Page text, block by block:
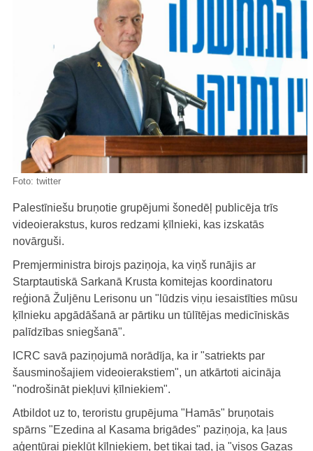
Foto: twitter
Palestīniešu bruņotie grupējumi šonedēļ publicēja trīs
videoierakstus, kuros redzami ķīlnieki, kas izskatās
novārguši.
Premjerministra birojs paziņoja, ka viņš runājis ar
Starptautiskā Sarkanā Krusta komitejas koordinatoru
reģionā Žuljēnu Lerisonu un "lūdzis viņu iesaistīties mūsu
ķīlnieku apgādāšanā ar pārtiku un tūlītējas medicīniskās
palīdzības sniegšanā".
ICRC savā paziņojumā norādīja, ka ir "satriekts par
šausminošajiem videoierakstiem", un atkārtoti aicināja
"nodrošināt piekļuvi ķīlniekiem".
Atbildot uz to, teroristu grupējuma "Hamās" bruņotais
spārns "Ezedina al Kasama brigādes" paziņoja, ka ļaus
aģentūrai piekļūt ķīlniekiem, bet tikai tad, ja "visos Gazas